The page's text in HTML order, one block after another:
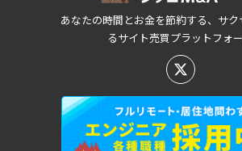
あなたの時間とお金を節約する、サク
るサイト売買プラットフォ